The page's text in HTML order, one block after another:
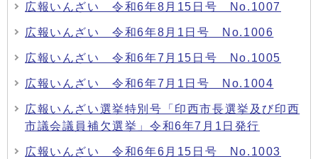
広報いんざい 令和6年8月15日号 No.1007
広報いんざい 令和6年8月1日号 No.1006
広報いんざい 令和6年7月15日号 No.1005
広報いんざい 令和6年7月1日号 No.1004
広報いんざい選挙特別号「印西市長選挙及び印西
市議会議員補欠選挙」令和6年7月1日発行
広報いんざい 令和6年6月15日号 No.1003